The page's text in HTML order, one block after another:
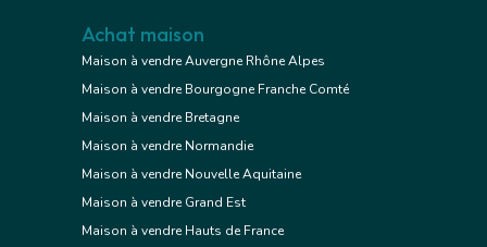
Achat maison
Maison à vendre Auvergne Rhône Alpes
Maison à vendre Bourgogne Franche Comté
Maison à vendre Bretagne
Maison à vendre Normandie
Maison à vendre Nouvelle Aquitaine
Maison à vendre Grand Est
Maison à vendre Hauts de France